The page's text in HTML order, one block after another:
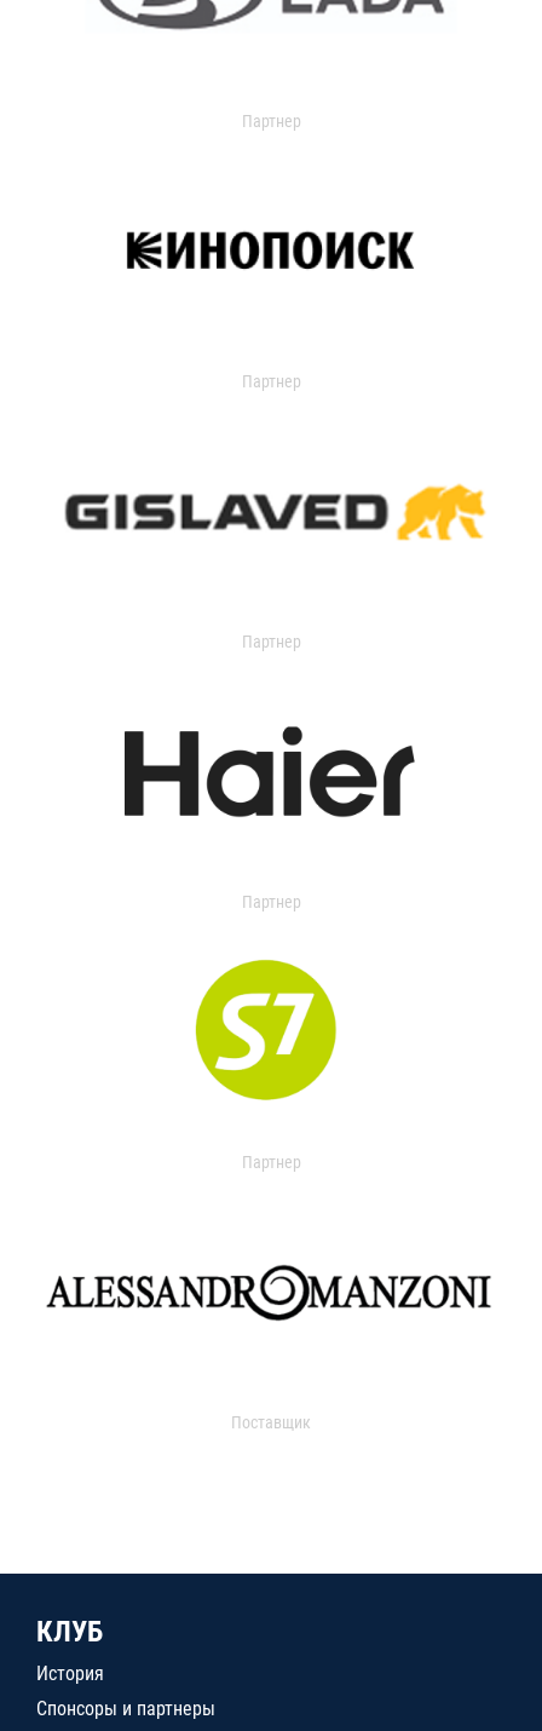
Партнер
Партнер
Партнер
Партнер
Партнер
Поставщик
КЛУБ
История
Спонсоры и партнеры